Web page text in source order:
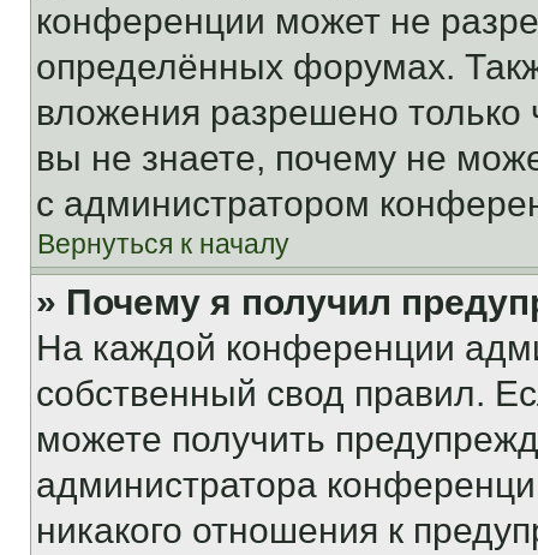
конференции может не
определённых форумах.
вложения разрешено
вы не знаете, почему не
с администратором
Вернуться к началу
» Почему я получил
На каждой конференции
собственный свод правил.
можете получить
администратора
никакого отношения к